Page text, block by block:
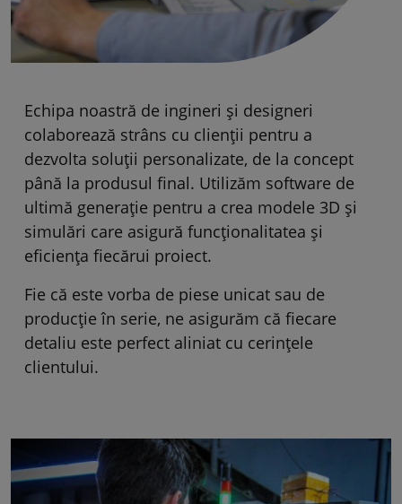
Echipa noastră de ingineri și designeri
colaborează strâns cu clienții pentru a
dezvolta soluții personalizate, de la concept
până la produsul final. Utilizăm software de
ultimă generație pentru a crea modele 3D și
simulări care asigură funcționalitatea și
eficiența fiecărui proiect.
Fie că este vorba de piese unicat sau de
producție în serie, ne asigurăm că fiecare
detaliu este perfect aliniat cu cerințele
clientului.